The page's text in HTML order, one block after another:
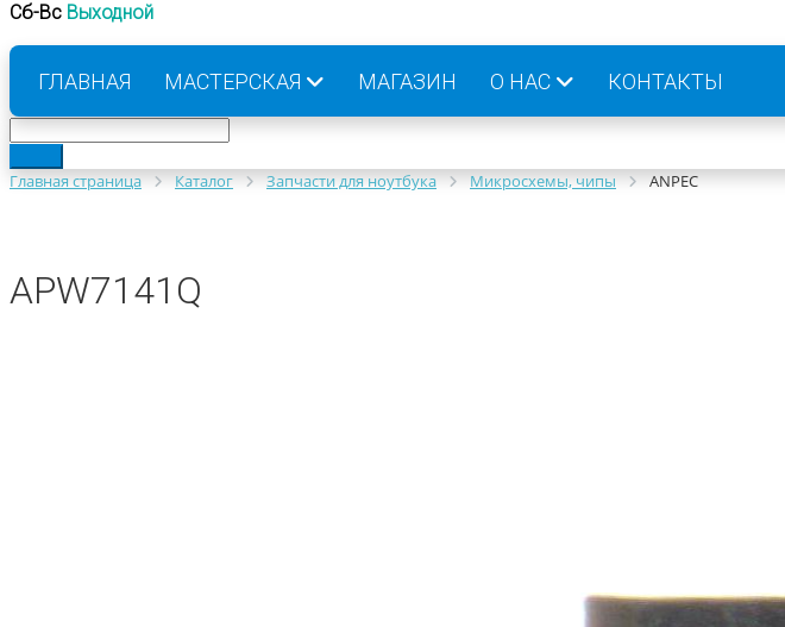
Сб-Вс Выходной
ГЛАВНАЯ МАСТЕРСКАЯ МАГАЗИН О НАС КОНТАКТЫ
Главная страница Каталог Запчасти для ноутбука Микросхемы, чипы ANPEC
APW7141Q